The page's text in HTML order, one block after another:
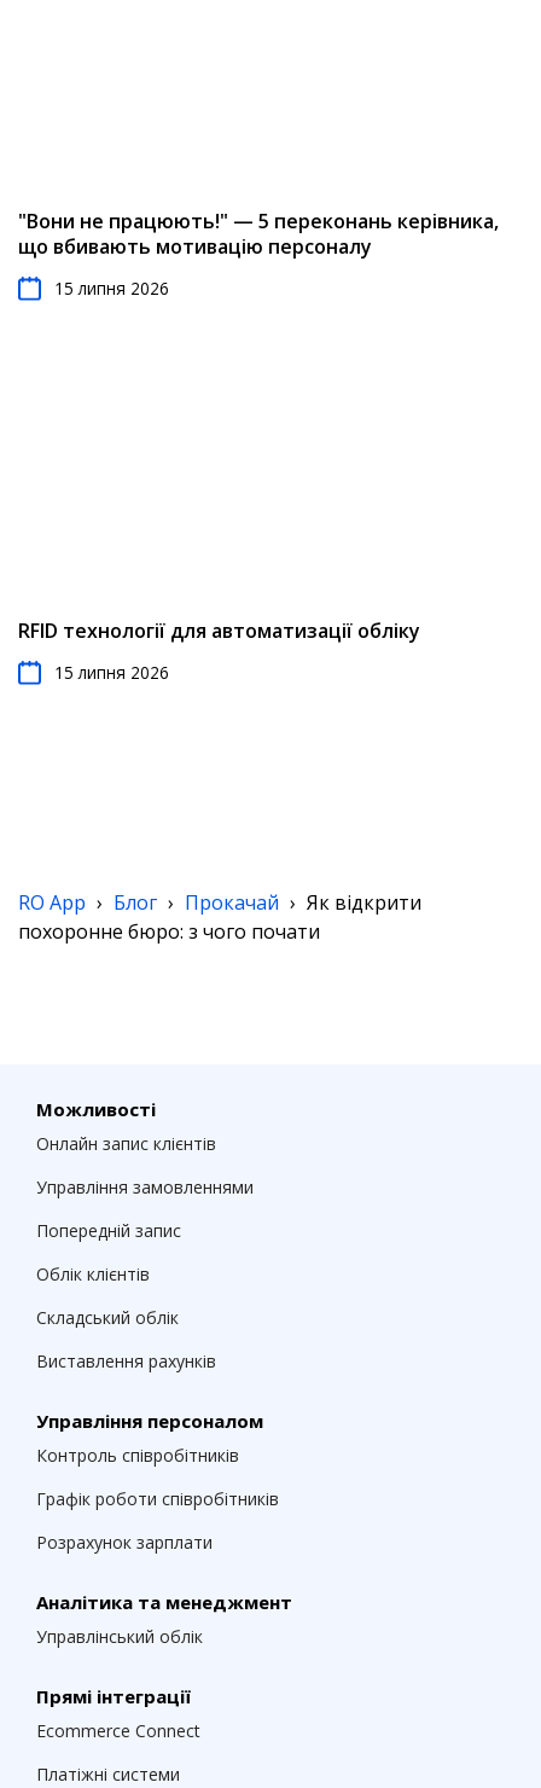
"Вони не працюють!" — 5 переконань керівника,
що вбивають мотивацію персоналу
15 липня 2026
RFID технології для автоматизації обліку
15 липня 2026
RO App › Блог › Прокачай › Як відкрити
похоронне бюро: з чого почати
Можливості
Онлайн запис клієнтів
Управління замовленнями
Попередній запис
Облік клієнтів
Складський облік
Виставлення рахунків
Управління персоналом
Контроль співробітників
Графік роботи співробітників
Розрахунок зарплати
Аналітика та менеджмент
Управлінський облік
Прямі інтеграції
Ecommerce Connect
Платіжні системи